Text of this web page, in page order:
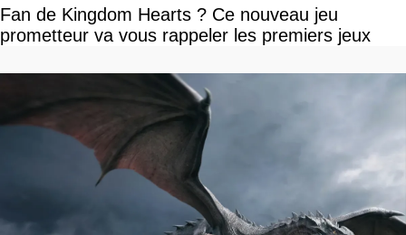
Fan de Kingdom Hearts ? Ce nouveau jeu
prometteur va vous rappeler les premiers jeux